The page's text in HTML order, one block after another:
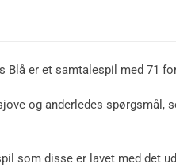
Blå er et samtalespil med 71
og anderledes
som disse er lavet med det